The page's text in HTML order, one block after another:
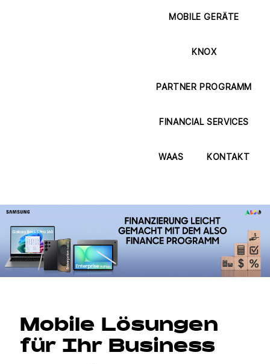
MOBILE GERÄTE
KNOX
PARTNER PROGRAMM
FINANCIAL SERVICES
WAAS KONTAKT
Mobile Lösungen
für Ihr Business